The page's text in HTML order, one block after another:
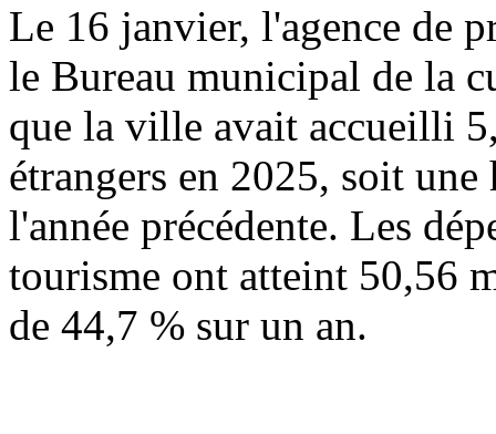
Le 16 janvier, l'agence de
le Bureau municipal de la
que la ville avait accueilli
étrangers en 2025, soit
l'année précédente. Les
tourisme ont atteint 50,56
de 44,7 % sur un an.